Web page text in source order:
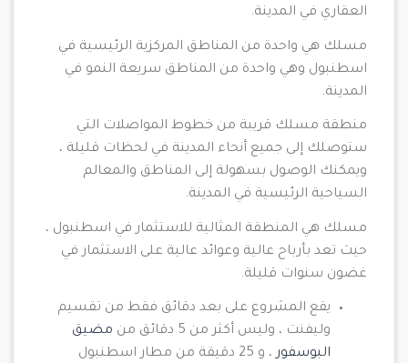
العقاري في المدينة.
مسلك هي واحدة من المناطق المركزية الرئيسية في
اسطنبول وهي واحدة من المناطق سريعة النمو في
المدينة.
منطقة مسلك قريبة من خطوط المواصلات التي
ستوصلك إلى جميع أنحاء المدينة في لحظات قليلة ،
ويمكنك الوصول بسهولة إلى المناطق والمعالم
السياحية الرئيسية في المدينة.
مسلك هي المنطقة المثالية للاستثمار في اسطنبول ،
حيث تعد بأرباح عالية وعوائد عالية على الاستثمار في
غضون سنوات قليلة.
يقع المشروع على بعد دقائق فقط من تقسيم
وليفنت ، وليس أكثر من 5 دقائق من
مضيق
البوسفور
، و 25 دقيقة من مطار اسطنبول